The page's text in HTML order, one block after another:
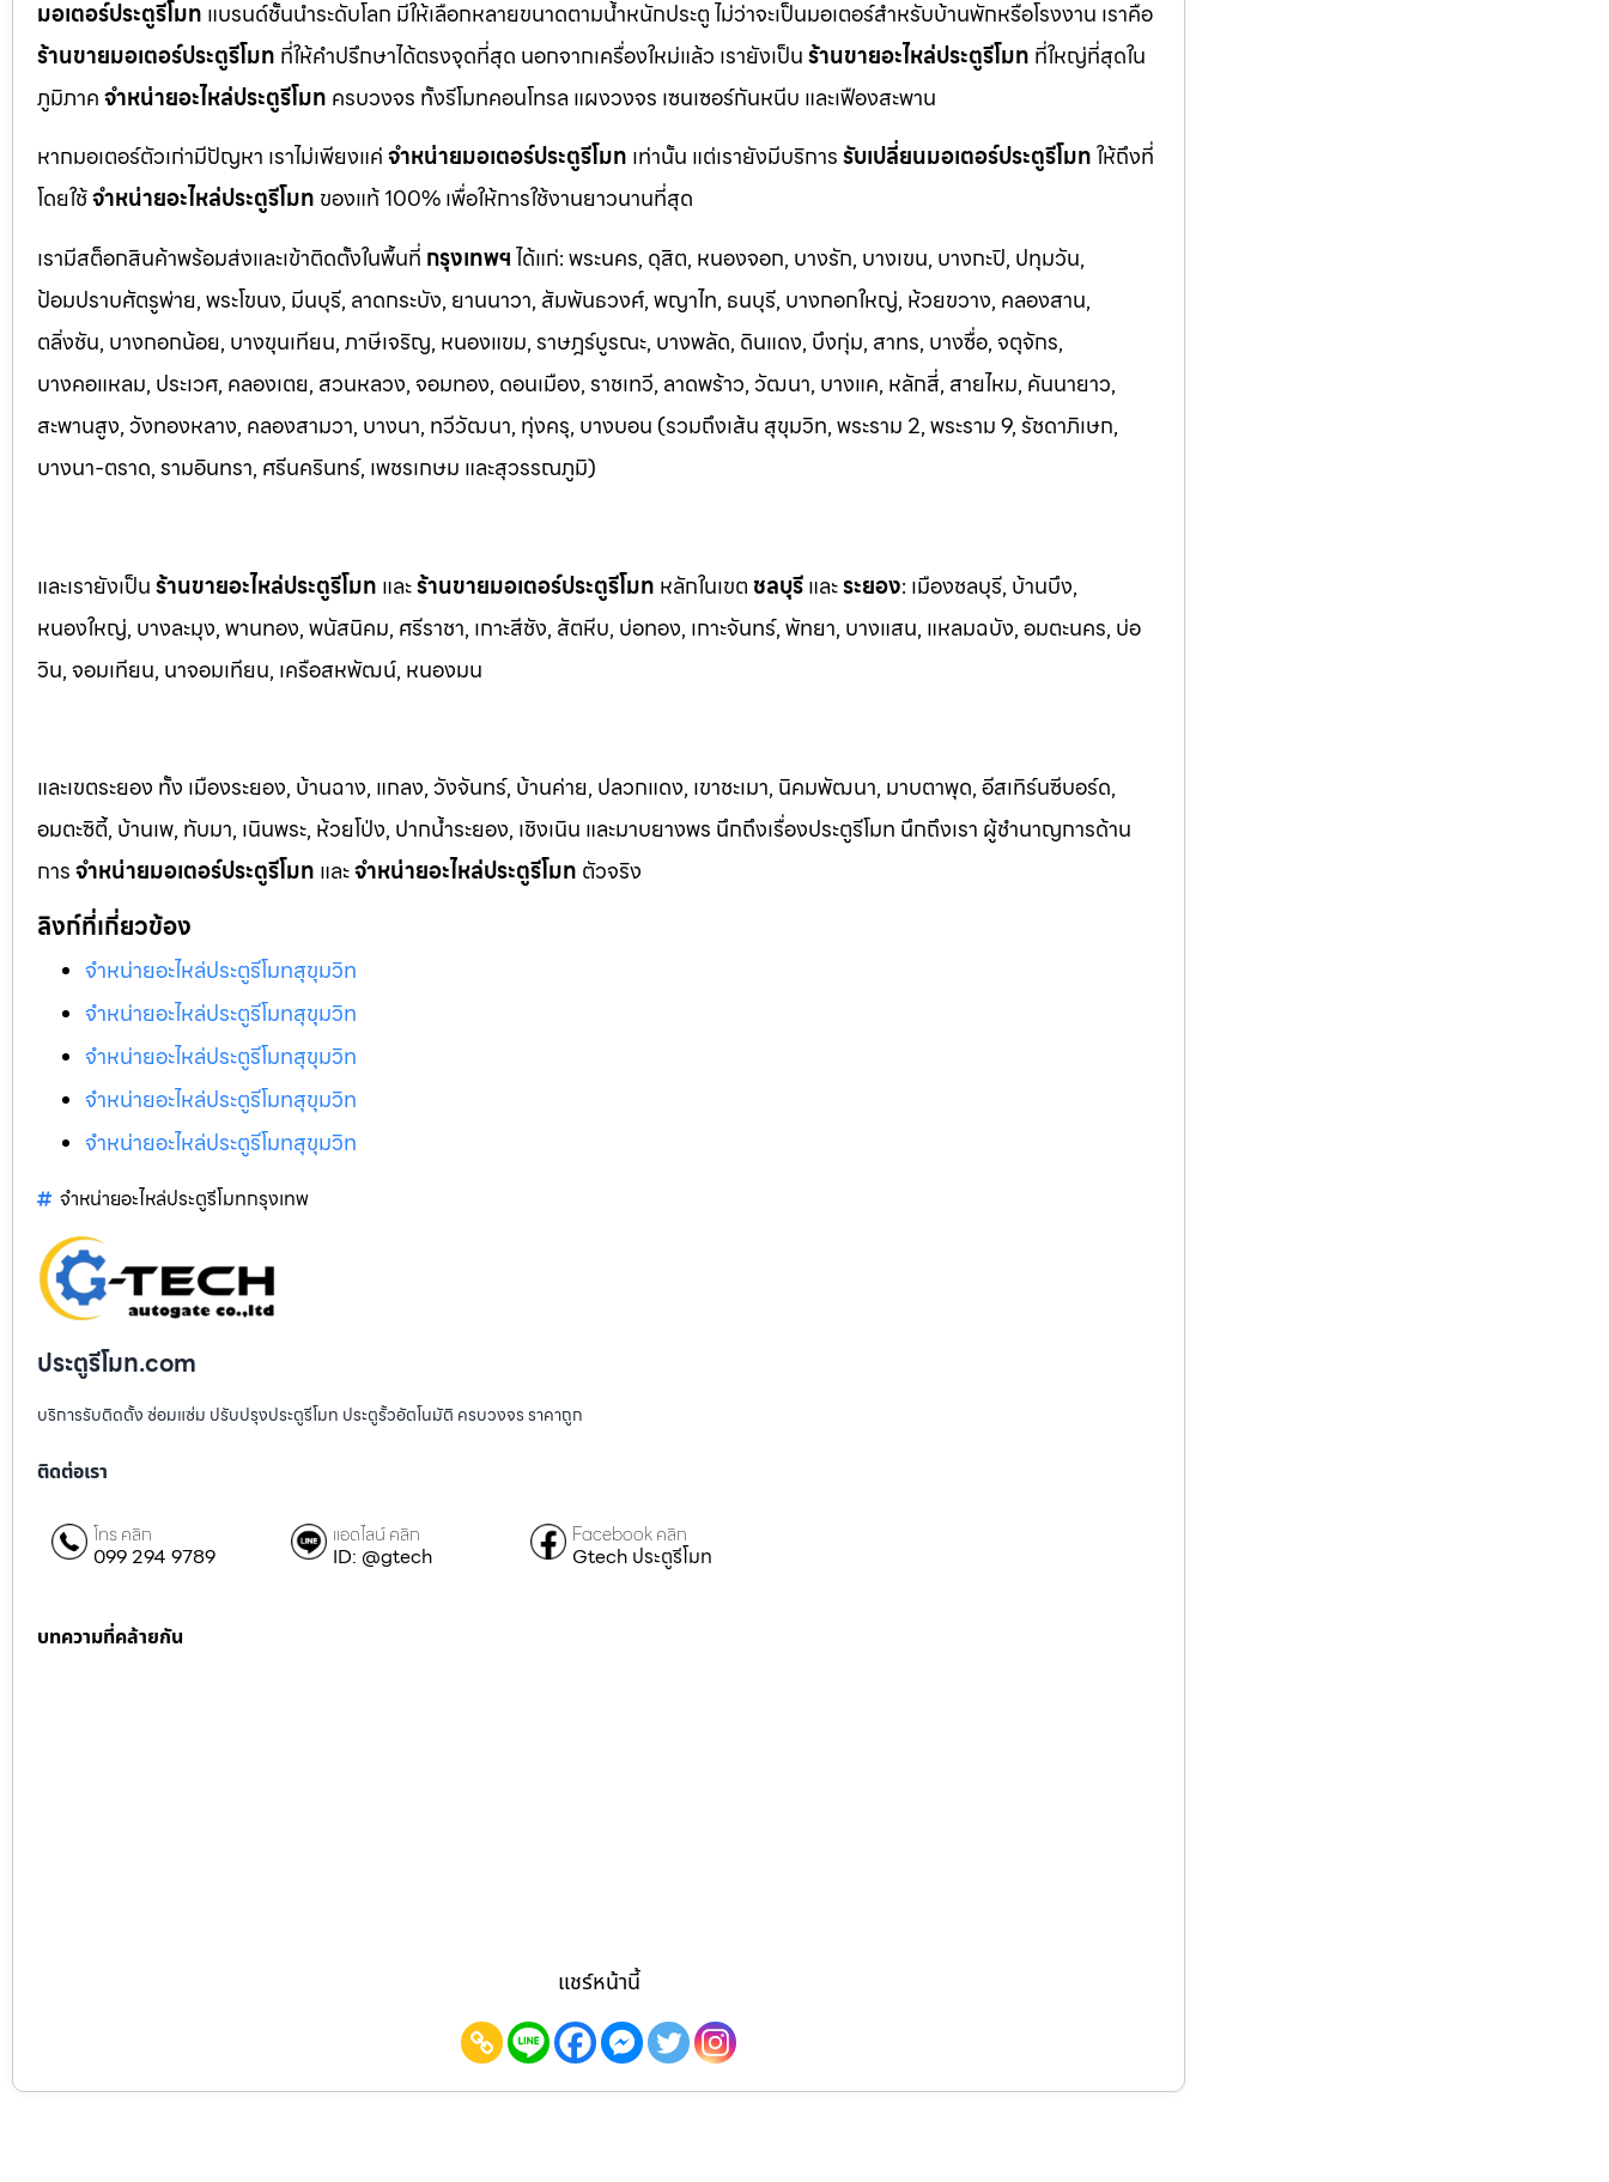
มอเตอร์ประตูรีโมท แบรนด์ชั้นนำระดับโลก มีให้เลือกหลายขนาดตามน้ำหนักประตู ไม่ว่าจะเป็นมอเตอร์สำหรับบ้านพักหรือโรงงาน เราคือ
ร้านขายมอเตอร์ประตูรีโมท ที่ให้คำปรึกษาได้ตรงจุดที่สุด นอกจากเครื่องใหม่แล้ว เรายังเป็นร้านขายอะไหล่ประตูรีโมท ที่ใหญ่ที่สุดใน
ภูมิภาคจำหน่ายอะไหล่ประตูรีโมท ครบวงจร ทั้งรีโมทคอนโทรล แผงวงจร เซนเซอร์กันหนีบ และเฟืองสะพาน
หากมอเตอร์ตัวเก่ามีปัญหา เราไม่เพียงแค่จำหน่ายมอเตอร์ประตูรีโมท เท่านั้น แต่เรายังมีบริการรับเปลี่ยนมอเตอร์ประตูรีโมทให้ถึงที่
โดยใช้จำหน่ายอะไหล่ประตูรีโมท ของแท้ 100% เพื่อให้การใช้งานยาวนานที่สุด
เรามีสต็อกสินค้าพร้อมส่งและเข้าติดตั้งในพื้นที่ กรุงเทพฯได้แก่: พระนคร, ดุสิต, หนองจอก, บางรัก, บางเขน, บางกะปิ, ปทุมวัน,
ป้อมปราบศัตรูพ่าย, พระโขนง, มีนบุรี, ลาดกระบัง, ยานนาวา, สัมพันธวงศ์, พญาไท, ธนบุรี, บางกอกใหญ่, ห้วยขวาง, คลองสาน,
ตลิ่งชัน, บางกอกน้อย, บางขุนเทียน, ภาษีเจริญ, หนองแขม, ราษฎร์บูรณะ, บางพลัด, ดินแดง, บึงกุ่ม, สาทร, บางซื่อ, จตุจักร,
บางคอแหลม, ประเวศ, คลองเตย, สวนหลวง, จอมทอง, ดอนเมือง, ราชเทวี, ลาดพร้าว, วัฒนา, บางแค, หลักสี่, สายไหม, คันนายาว,
สะพานสูง, วังทองหลาง, คลองสามวา, บางนา, ทวีวัฒนา, ทุ่งครุ, บางบอน (รวมถึงเส้น สุขุมวิท, พระราม 2, พระราม 9, รัชดาภิเษก,
บางนา-ตราด,รามอินทรา, ศรีนครินทร์, เพชรเกษม และสุวรรณภูมิ)
และเรายังเป็นร้านขายอะไหล่ประตูรีโมท และร้านขายมอเตอร์ประตูรีโมท หลักในเขต ชลบุรีและระยอง: เมืองชลบุรี, บ้านบึง,
หนองใหญ่, บางละมุง, พานทอง, พนัสนิคม, ศรีราชา, เกาะสีชัง, สัตหีบ, บ่อทอง, เกาะจันทร์, พัทยา, บางแสน, แหลมฉบัง, อมตะนคร, บ่อ
วิน, จอมเทียน, นาจอมเทียน, เครือสหพัฒน์, หนองมน
และเขตระยอง ทั้ง เมืองระยอง, บ้านฉาง, แกลง, วังจันทร์, บ้านค่าย, ปลวกแดง, เขาชะเมา, นิคมพัฒนา, มาบตาพุด, อีสเทิร์นซีบอร์ด,
อมตะซิตี้, บ้านเพ, ทับมา, เนินพระ, ห้วยโป่ง, ปากน้ำระยอง, เชิงเนิน และมาบยางพร นึกถึงเรื่องประตูรีโมท นึกถึงเรา ผู้ชำนาญการด้าน
การจำหน่ายมอเตอร์ประตูรีโมท และจำหน่ายอะไหล่ประตูรีโมท ตัวจริง
ลิงก์ที่เกี่ยวข้อง
จำหน่ายอะไหล่ประตูรีโมทสุขุมวิท
จำหน่ายอะไหล่ประตูรีโมทสุขุมวิท
จำหน่ายอะไหล่ประตูรีโมทสุขุมวิท
จำหน่ายอะไหล่ประตูรีโมทสุขุมวิท
จำหน่ายอะไหล่ประตูรีโมทสุขุมวิท
จำหน่ายอะไหล่ประตูรีโมทกรุงเทพ
ประตูรีโมท.com
บริการรับติดตั้ง ซ่อมแซ่ม ปรับปรุงประตูรีโมท ประตูรั้วอัตโนมัติ ครบวงจร ราคาถูก
ติดต่อเรา
โทร คลิก
099 294 9789
แอดไลน์ คลิก
ID: @gtech
Facebook คลิก
Gtech ประตูรีโมท
บทความที่คล้ายกัน
แชร์หน้านี้